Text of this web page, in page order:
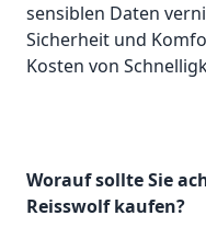
sensiblen Daten
Sicherheit und
Kosten von
Worauf sollte Sie
Reisswolf kaufen?